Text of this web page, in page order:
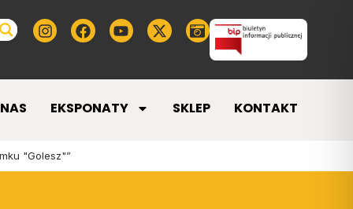
EKSPONATY SKLEP KONTAKT
"Golesz"”